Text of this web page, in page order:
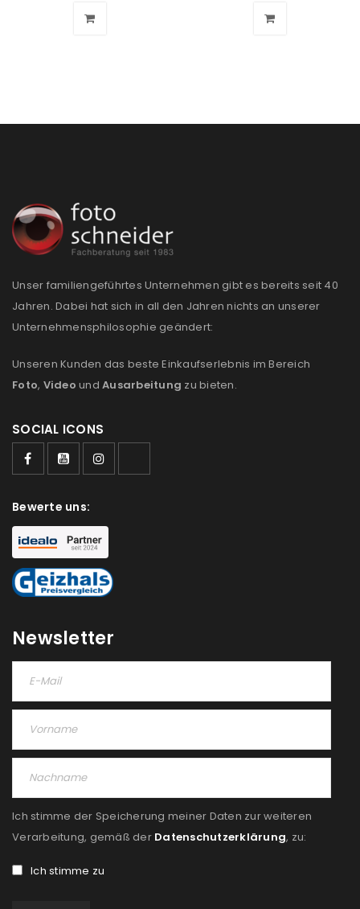
Unser familiengeführtes Unternehmen gibt es bereits seit 40
Jahren. Dabei hat sich in all den Jahren nichts an unserer
Unternehmensphilosophie geändert:
Unseren Kunden das beste Einkaufserlebnis im Bereich
Foto, Video und Ausarbeitung zu bieten.
SOCIAL ICONS
Bewerte uns:
Newsletter
Ich stimme der Speicherung meiner Daten zur weiteren
Verarbeitung, gemäß der Datenschutzerklärung, zu:
Ich stimme zu